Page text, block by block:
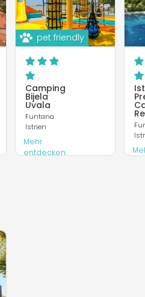
pet friendly
Camping
Bijela
Uvala
Funtana
Istrien
Mehr
entdecken